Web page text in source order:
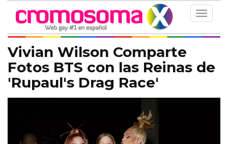
Toggle
Vivian Wilson Comparte
Fotos BTS con las Reinas de
'Rupaul's Drag Race'